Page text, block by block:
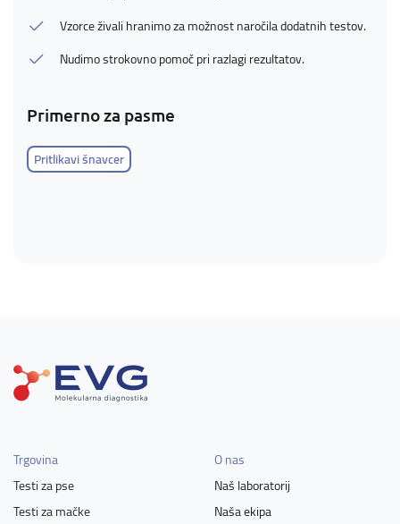
Vzorce živali hranimo za možnost naročila dodatnih testov.
Nudimo strokovno pomoč pri razlagi rezultatov.
Primerno za pasme
Pritlikavi šnavcer
Trgovina
Testi za pse
Testi za mačke
O nas
Naš laboratorij
Naša ekipa